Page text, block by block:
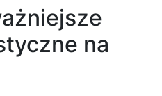
na